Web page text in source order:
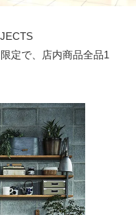
定で、店内商品全品1